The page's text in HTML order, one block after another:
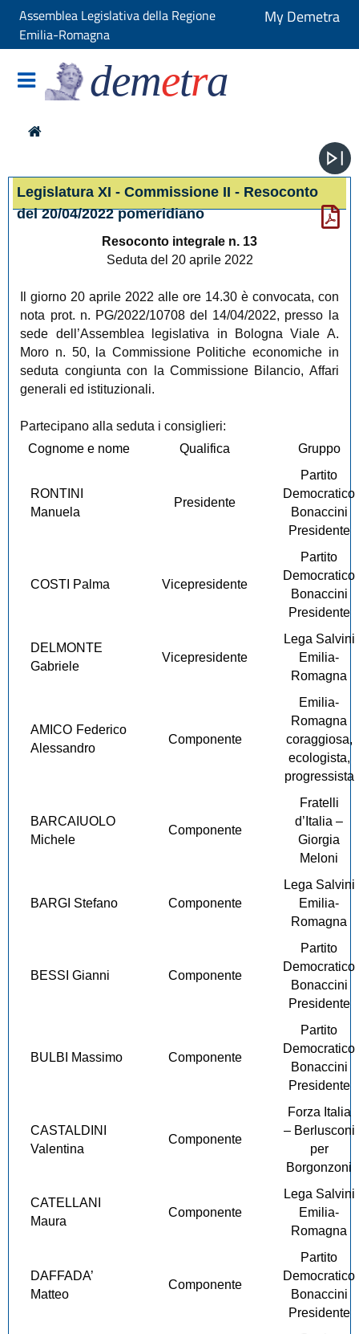
Assemblea Legislativa della Regione
Emilia-Romagna
My Demetra
demetra
Legislatura XI - Commissione II - Resoconto
del 20/04/2022 pomeridiano
Resoconto integrale n. 13
Seduta del 20 aprile 2022
Il giorno 20 aprile 2022 alle ore 14.30 è convocata, con
nota prot. n. PG/2022/10708 del 14/04/2022, presso la
sede dell’Assemblea legislativa in Bologna Viale A.
Moro n. 50, la Commissione Politiche economiche in
seduta congiunta con la Commissione Bilancio, Affari
generali ed istituzionali.
Partecipano alla seduta i consiglieri:
Cognome e nome
Qualifica Gruppo
RONTINI
Manuela
Presidente
Partito
Democratico
Bonaccini
Presidente
COSTI Palma Vicepresidente
Partito
Democratico
Bonaccini
Presidente
DELMONTE
Gabriele
Vicepresidente
Lega Salvini
Emilia-
Romagna
AMICO Federico
Alessandro
Componente
Emilia-
Romagna
coraggiosa,
ecologista,
progressista
BARCAIUOLO
Michele
Componente
Fratelli
d’Italia –
Giorgia
Meloni
BARGI Stefano Componente
Lega Salvini
Emilia-
Romagna
BESSI Gianni Componente
Partito
Democratico
Bonaccini
Presidente
BULBI Massimo Componente
Partito
Democratico
Bonaccini
Presidente
CASTALDINI
Valentina
Componente
Forza Italia
– Berlusconi
per
Borgonzoni
CATELLANI
Maura
Componente
Lega Salvini
Emilia-
Romagna
DAFFADA’
Matteo
Componente
Partito
Democratico
Bonaccini
Presidente